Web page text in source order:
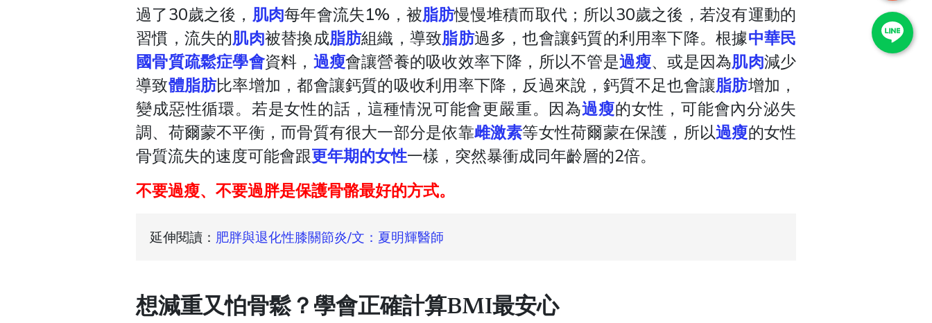
過了30歲之後， 肌肉每年會流失1%，被脂肪慢慢堆積而取代；所以30歲之後，若沒有運動的
習慣，流失的肌肉被替換成脂肪組織，導致脂肪過多，也會讓鈣質的利用率下降。根據中華民
國骨質疏鬆症學會資料， 過瘦會讓營養的吸收效率下降，所以不管是過瘦、或是因為肌肉減少
導致體脂肪比率增加，都會讓鈣質的吸收利用率下降，反過來說，鈣質不足也會讓脂肪增加，
變成惡性循環。若是女性的話，這種情況可能會更嚴重。因為過瘦的女性，可能會內分泌失
調、荷爾蒙不平衡，而骨質有很大一部分是依靠雌激素等女性荷爾蒙在保護，所以過瘦的女性
骨質流失的速度可能會跟更年期的女性一樣，突然暴衝成同年齡層的2倍。
不要過瘦、不要過胖是保護骨骼最好的方式。
延伸閱讀： 肥胖與退化性膝關節炎/文：夏明輝醫師
想減重又怕骨鬆？學會正確計算BMI最安心